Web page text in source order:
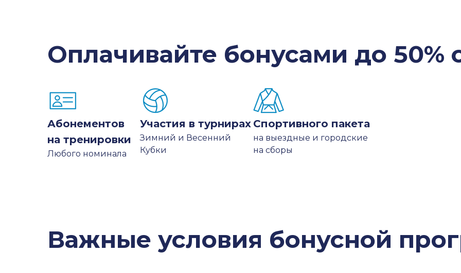
Оплачивайте бонусами до 50%
Абонементов
на тренировки
Любого номинала
Участия в турнирах
Зимний и Весенний
Кубки
Спортивного пакета
на выездные и городские
на сборы
Важные условия бонусной